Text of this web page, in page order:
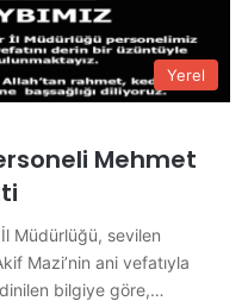
Yerel
Mehmet
Müdürlüğü, sevilen
Mazi’nin ani vefatıyla
bilgiye göre,…